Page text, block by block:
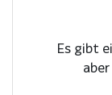
Es gibt